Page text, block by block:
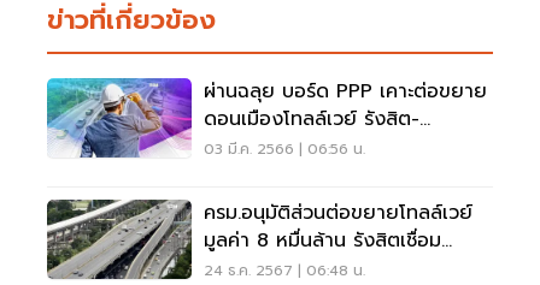
ข่าวที่เกี่ยวข้อง
ผ่านฉลุย บอร์ด PPP เคาะต่อขยาย
ดอนเมืองโทลล์เวย์ รังสิต-
บางปะอิน 3.1 หมื่นล.
03 มี.ค. 2566 | 06:56 น.
ครม.อนุมัติส่วนต่อขยายโทลล์เวย์
มูลค่า 8 หมื่นล้าน รังสิตเชื่อม
บางปะอิน
24 ธ.ค. 2567 | 06:48 น.